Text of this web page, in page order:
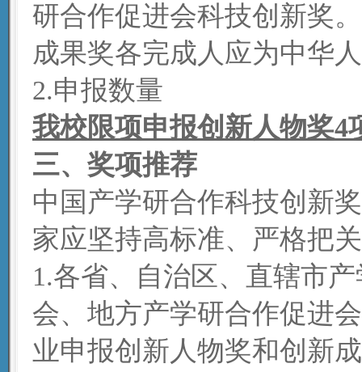
研合作促进会科技创新奖
成果奖各完成人应为中华
2.申报数量
我校限项申报创新人物奖4
三、奖项推荐
中国产学研合作科技创新奖
家应坚持高标准、严格把
1.各省、自治区、直辖市
会、地方产学研合作促进
业申报创新人物奖和创新